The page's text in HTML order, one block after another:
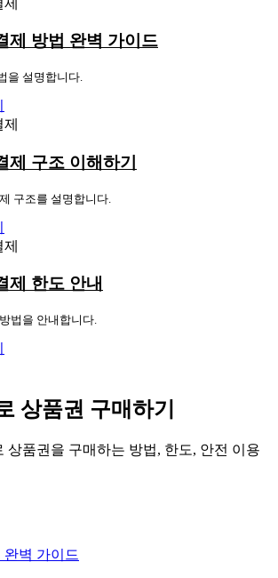
제 방법 완벽 가이드
을 설명합니다.
제 구조 이해하기
구조를 설명합니다.
제 한도 안내
법을 안내합니다.
상품권 구매하기
상품권을 구매하는 방법, 한도, 안전 이용
벽 가이드